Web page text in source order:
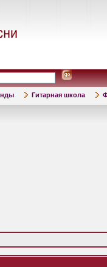
Гитарная школа